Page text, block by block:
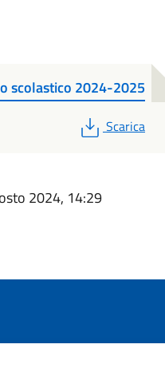
scolastico 2024-2025
PDF
Scarica
2024, 14:29